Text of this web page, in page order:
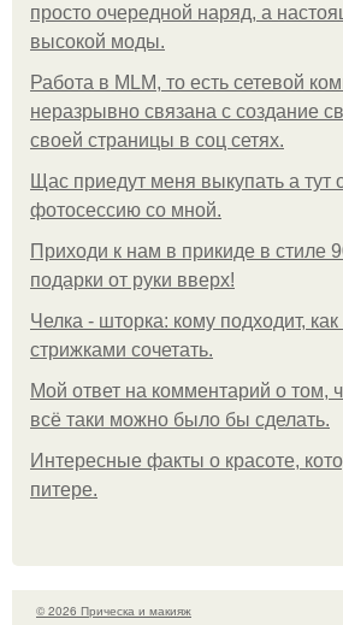
просто очередной наряд, а
высокой моды.
Работа в MLM, то есть сетевой
неразрывно связана с создание
своей страницы в соц сетях.
Щас приедут меня выкупать а тут
фотосессию со мной.
Приходи к нам в прикиде в стиле
подарки от руки вверх!
Челка - шторка: кому подходит,
стрижками сочетать.
Мой ответ на комментарий о том,
всё таки можно было бы сделать.
Интересные факты о красоте,
питере.
© 2026 Прическа и макияж